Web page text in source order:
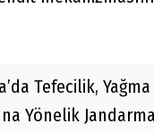
Tefecilik,
Yönelik